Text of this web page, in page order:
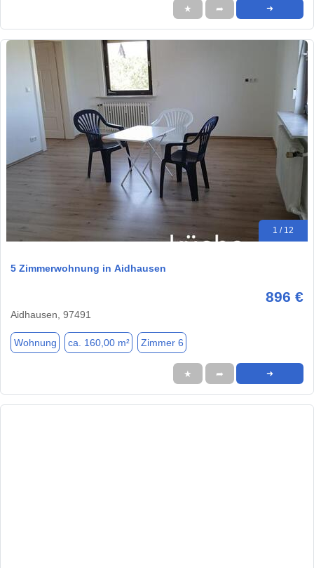
★ ➦ ➜
1 / 12
5 Zimmerwohnung in Aidhausen
896 €
Aidhausen, 97491
Wohnung ca. 160,00 m² Zimmer 6
★ ➦ ➜